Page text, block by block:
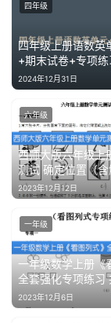
四年级上册语数英
+期末试卷+专项
+重点必背资料
2024年12月31日
四年级
西师大版六年级上
测试 确定位置（含
2023年12月12日
六年级
一年级数学上册《
全套强化专项练习
2023年12月6日
一年级